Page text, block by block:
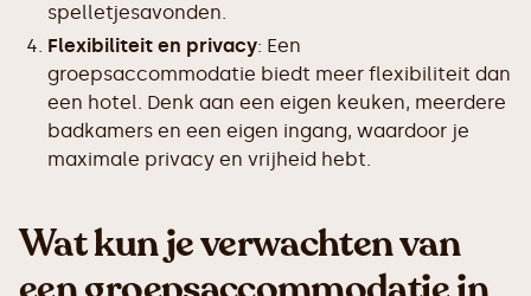
spelletjesavonden.
Flexibiliteit en privacy: Een
groepsaccommodatie biedt meer flexibiliteit dan
een hotel. Denk aan een eigen keuken, meerdere
badkamers en een eigen ingang, waardoor je
maximale privacy en vrijheid hebt.
Wat kun je verwachten van